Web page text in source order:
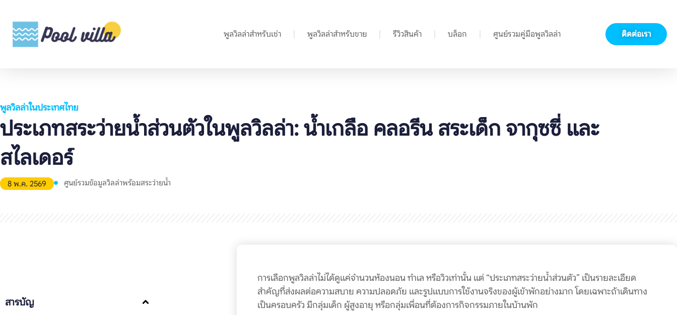
พูลวิลล่าสำหรับเช่า พูลวิลล่าสำหรับขาย รีวิวสินค้า บล็อก ศูนย์รวมคู่มือพูลวิลล่า ติดต่อเรา
พูลวิลล่าในประเทศไทย
ประเภทสระว่ายน้ำส่วนตัวในพูลวิลล่า: น้ำเกลือ คลอรีน สระเด็ก จากุซซี่ และ
สไลเดอร์
8 พ.ค. 2569 ศูนย์รวมข้อมูลวิลล่าพร้อมสระว่ายน้ำ
สารบัญ
การเลือกพูลวิลล่าไม่ได้ดูแค่จำนวนห้องนอน ทำเล หรือวิวเท่านั้น แต่ “ประเภทสระว่ายน้ำส่วนตัว” เป็นรายละเอียด
สำคัญที่ส่งผลต่อความสบาย ความปลอดภัย และรูปแบบการใช้งานจริงของผู้เข้าพักอย่างมาก โดยเฉพาะถ้าเดินทาง
เป็นครอบครัว มีกลุ่มเด็ก ผู้สูงอายุ หรือกลุ่มเพื่อนที่ต้องการกิจกรรมภายในบ้านพัก